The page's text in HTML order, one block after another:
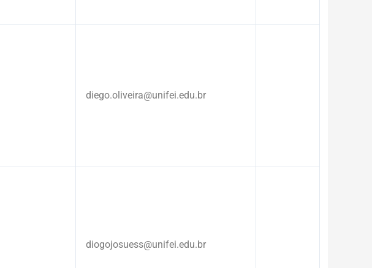
diego.oliveira@unifei.edu.br
diogojosuess@unifei.edu.br